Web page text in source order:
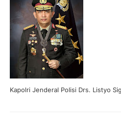
Kapolri Jenderal Polisi Drs. Listyo